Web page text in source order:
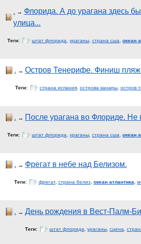
. → Флорида. А до урагана здесь
улица...
Теги: штат флорида ураганы страна сша океан
. → Остров Тенерифе. Финиш
Теги: страна испания острова канары остров
. → После урагана во Флориде. Не
Теги: штат флорида ураганы страна сша океан
. → Фрегат в небе над Белизом.
Теги: фрегат, страна белиз океан атлантика
. → День рождения в Вест-Палм-
Теги: штат флорида ураганы сцена